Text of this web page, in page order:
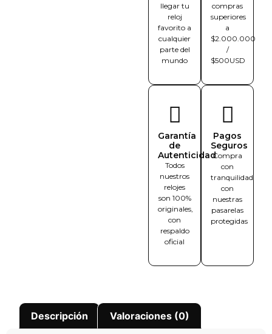
llegar tu
reloj
favorito a
cualquier
parte del
mundo
compras
superiores
a
$2.000.000
/
$500USD
Garantía
de
Autenticidad
Todos
nuestros
relojes
son 100%
originales,
con
respaldo
oficial
Pagos
Seguros
Compra
con
tranquilidad
con
nuestras
pasarelas
protegidas
Descripción Valoraciones (0)